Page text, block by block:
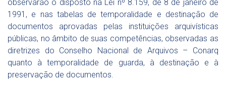
observarão o disposto na Lei nº 8.159, de 8 de janeiro de
1991 , e nas tabelas de temporalidade e destinação de
documentos aprovadas pelas instituições arquivísticas
públicas, no âmbito de suas competências, observadas as
diretrizes do Conselho Nacional de Arquivos – Conarq
quanto à temporalidade de guarda, à destinação e à
preservação de documentos.